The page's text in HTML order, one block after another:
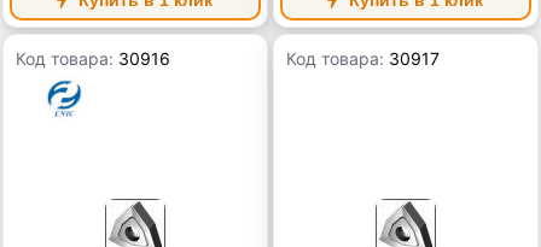
Код товара: 30916 Код товара: 30917